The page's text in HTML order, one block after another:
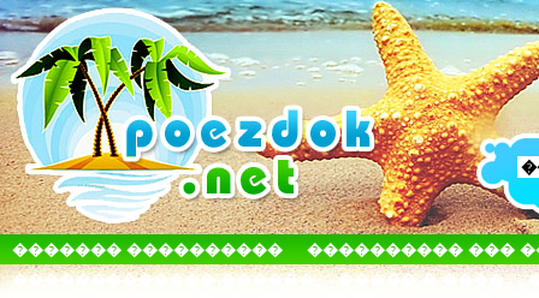
������� ����������
���������� ���
������������� ������
����� � ����